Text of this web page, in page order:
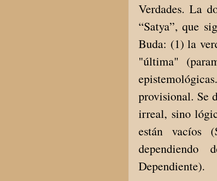
Verdades. La
“Satya”, que
Buda: (1) la
"última"
provisional. Se
irreal, sino
están vacíos
dependiendo
Dependiente).